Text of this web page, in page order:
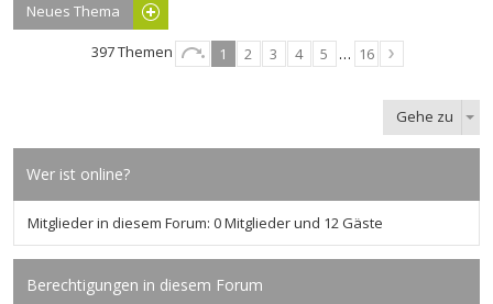
Neues Thema
397 Themen 1 2 3 4 5 … 16
Gehe zu
Wer ist online?
Mitglieder in diesem Forum: 0 Mitglieder und 12 Gäste
Berechtigungen in diesem Forum